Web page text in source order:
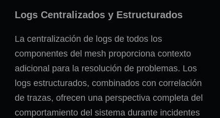
Logs Centralizados y Estructurados
La centralización de logs de todos los
componentes del mesh proporciona contexto
adicional para la resolución de problemas. Los
logs estructurados, combinados con correlación
de trazas, ofrecen una perspectiva completa del
comportamiento del sistema durante incidentes